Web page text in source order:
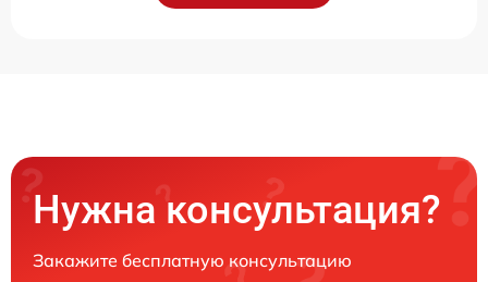
Нужна консультация?
Закажите бесплатную консультацию